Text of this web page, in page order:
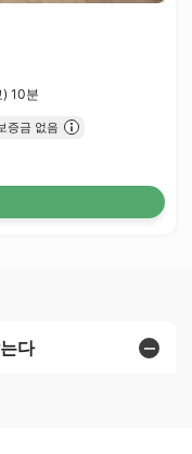
) 10분
증금 없음
다